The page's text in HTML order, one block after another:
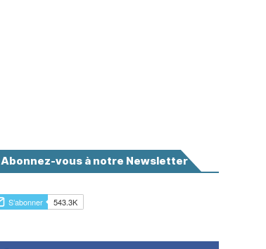
Abonnez-vous à notre Newsletter